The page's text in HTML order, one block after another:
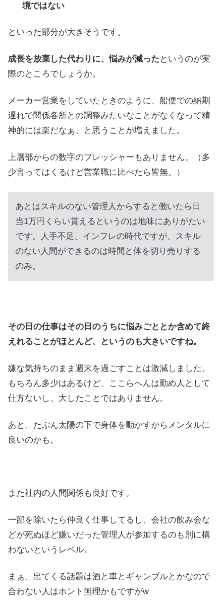
境ではない
といった部分が大きそうです。
成長を放棄した代わりに、悩みが減った というのが実
際のところでしょうか。
メーカー営業をしていたときのように、船便での納期
遅れで関係各所との調整みたいなことがなくなって精
神的には楽だなぁ、と思うことが増えました。
上層部からの数字のプレッシャーもありません。（多
少言ってはくるけど営業職に比べたら皆無。）
あとはスキルのない管理人からすると働いたら日
当1万円くらい貰えるというのは地味にありがたい
です。人手不足、インフレの時代ですが、スキル
のない人間ができるのは時間と体を切り売りする
のみ。
その日の仕事はその日のうちに悩みごととか含めて終
えれることがほとんど、というのも大きいですね。
嫌な気持ちのまま週末を過ごすことは激減しました。
もちろん多少はあるけど、ここらへんは勤め人として
仕方ないし、大したことではありません。
あと、たぶん太陽の下で身体を動かすからメンタルに
良いのかも。
また社内の人間関係も良好です。
一部を除いたら仲良く仕事してるし、会社の飲み会な
どが死ぬほど嫌いだった管理人が参加するのも別に構
わないというレベル。
まぁ、出てくる話題は酒と車とギャンブルとかなので
合わない人はホント無理かもですがw